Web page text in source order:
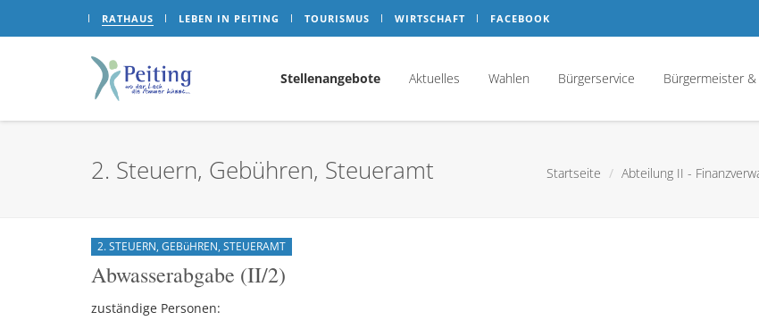
RATHAUS LEBEN IN PEITING TOURISMUS WIRTSCHAFT FACEBOOK
Stellenangebote Aktuelles Wahlen Bürgerservice Bürgermeister
2. Steuern, Gebühren, Steueramt Startseite Abteilung II -
2. STEUERN, GEBüHREN, STEUERAMT
Abwasserabgabe (II/2)
zuständige Personen: